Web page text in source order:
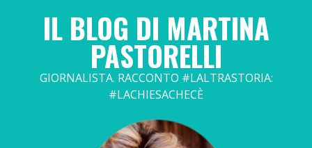
IL BLOG DI MARTINA
PASTORELLI
GIORNALISTA. RACCONTO #LALTRASTORIA:
#LACHIESACHECÈ